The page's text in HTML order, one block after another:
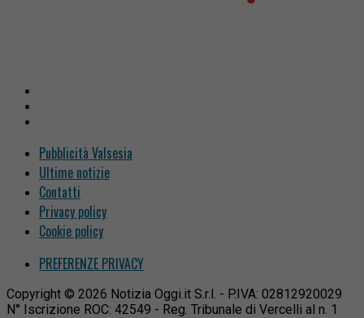
Pubblicità Valsesia
Ultime notizie
Contatti
Privacy policy
Cookie policy
PREFERENZE PRIVACY
Copyright © 2026 Notizia Oggi.it S.r.l. - P.IVA: 02812920029
N° Iscrizione ROC: 42549 - Reg. Tribunale di Vercelli al n. 1